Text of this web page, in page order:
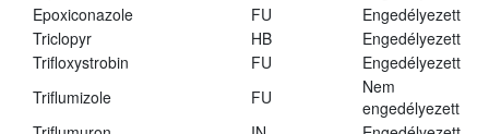
Epoxiconazole
FU
Engedélyezett
Triclopyr
HB
Engedélyezett
Trifloxystrobin
FU
Engedélyezett
Triflumizole
FU
Nem
engedélyezett